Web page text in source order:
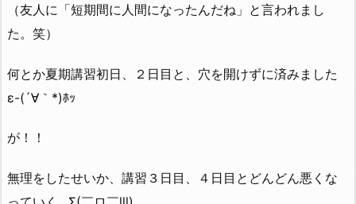
（友人に「短期間に人間になったんだね」と言われまし
た。笑）
何とか夏期講習初日、２日目と、穴を開けずに済みました
ε-(´∀｀*)ﾎｯ
が！！
無理をしたせいか、講習３日目、４日目とどんどん悪くな